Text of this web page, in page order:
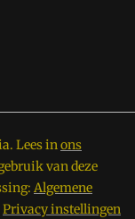
Lees inons
van deze
Algemene
Privacy instellingen